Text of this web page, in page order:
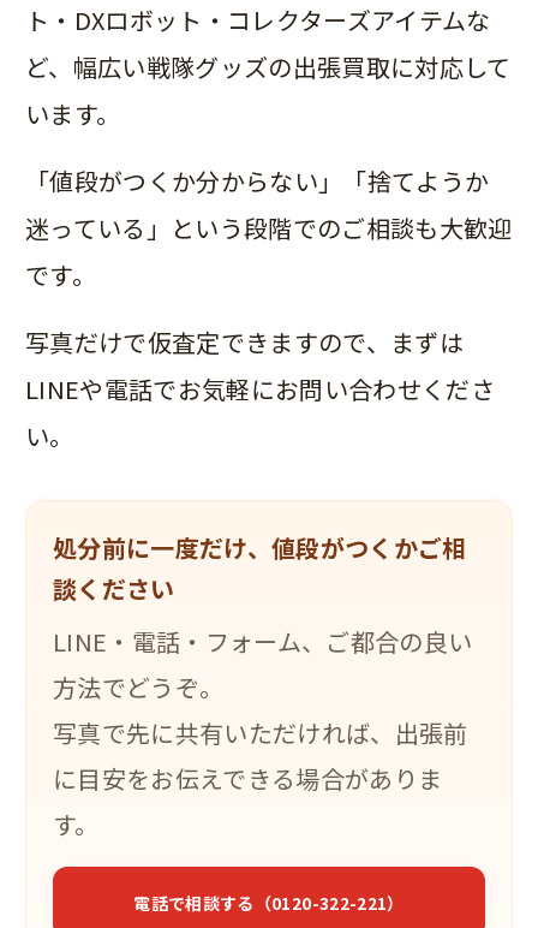
ト・DXロボット・コレクターズアイテムな
ど、幅広い戦隊グッズの出張買取に対応して
います。
「値段がつくか分からない」「捨てようか
迷っている」という段階でのご相談も大歓迎
です。
写真だけで仮査定できますので、まずは
LINEや電話でお気軽にお問い合わせくださ
い。
処分前に一度だけ、値段がつくかご相
談ください
LINE・電話・フォーム、ご都合の良い
方法でどうぞ。
写真で先に共有いただければ、出張前
に目安をお伝えできる場合がありま
す。
電話で相談する（0120-322-221）